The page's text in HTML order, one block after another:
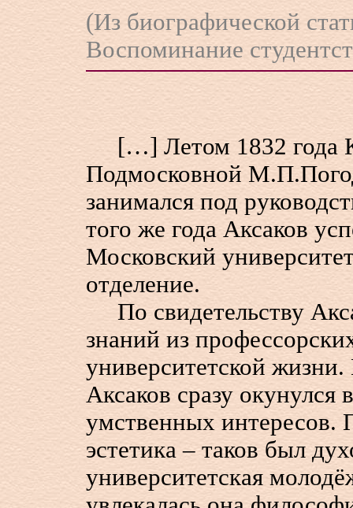
(Из биографической
Воспоминание
[…] Летом 1832 года
Подмосковной
занимался под
того же года Аксаков
Московский
отделение.
По свидетельству
знаний из
университетской
Аксаков сразу окунулся
умственных интересов.
эстетика – таков был
университетская